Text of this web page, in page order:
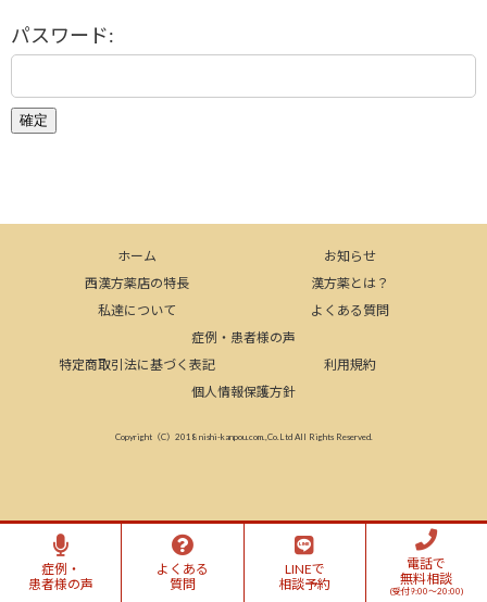
パスワード:
ホーム
お知らせ
西漢方薬店の特長
漢方薬とは？
私達について
よくある質問
症例・患者様の声
特定商取引法に基づく表記
利用規約
個人情報保護方針
Copyright（C）2018 nishi-kanpou.com.,Co.Ltd All Rights Reserved.
症例・
患者様の声
よくある
質問
LINEで
相談予約
電話で
無料相談
(受付9:00～20:00)